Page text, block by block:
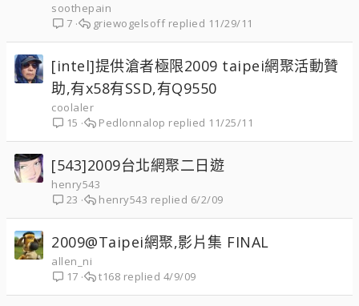
soothepain
7
11/29/11
griewogelsoff
[intel]提供滄者極限2009 taipei網聚活動贊
助,有x58有SSD,有Q9550
coolaler
15
11/25/11
Pedlonnalop
[543]2009台北網聚二日遊
henry543
23
6/2/09
henry543
2009@Taipei網聚,影片集 FINAL
allen_ni
17
4/9/09
t168